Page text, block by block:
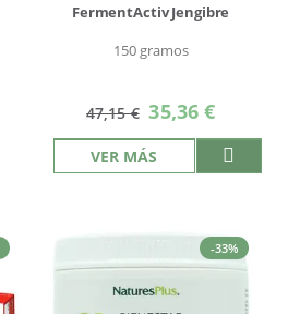
FermentActiv Jengibre
150 gramos
47,15 € Precio
especial
35,36 €
VER MÁS
-33%